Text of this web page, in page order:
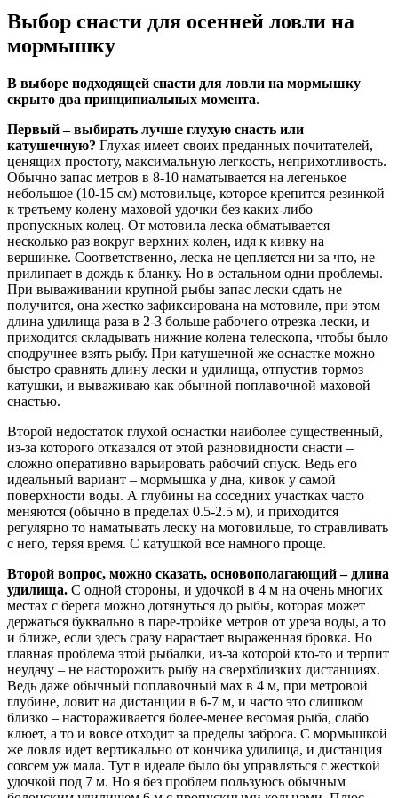
Выбор снасти для осенней ловли на
мормышку
В выборе подходящей снасти для ловли на мормышку
скрыто два принципиальных момента.
Первый – выбирать лучше глухую снасть или
катушечную? Глухая имеет своих преданных почитателей,
ценящих простоту, максимальную легкость, неприхотливость.
Обычно запас метров в 8-10 наматывается на легенькое
небольшое (10-15 см) мотовильце, которое крепится резинкой
к третьему колену маховой удочки без каких-либо
пропускных колец. От мотовила леска обматывается
несколько раз вокруг верхних колен, идя к кивку на
вершинке. Соответственно, леска не цепляется ни за что, не
прилипает в дождь к бланку. Но в остальном одни проблемы.
При вываживании крупной рыбы запас лески сдать не
получится, она жестко зафиксирована на мотовиле, при этом
длина удилища раза в 2-3 больше рабочего отрезка лески, и
приходится складывать нижние колена телескопа, чтобы было
сподручнее взять рыбу. При катушечной же оснастке можно
быстро сравнять длину лески и удилища, отпустив тормоз
катушки, и вываживаю как обычной поплавочной маховой
снастью.
Второй недостаток глухой оснастки наиболее существенный,
из-за которого отказался от этой разновидности снасти –
сложно оперативно варьировать рабочий спуск. Ведь его
идеальный вариант – мормышка у дна, кивок у самой
поверхности воды. А глубины на соседних участках часто
меняются (обычно в пределах 0.5-2.5 м), и приходится
регулярно то наматывать леску на мотовильце, то стравливать
с него, теряя время. С катушкой все намного проще.
Второй вопрос, можно сказать, основополагающий – длина
удилища. С одной стороны, и удочкой в 4 м на очень многих
местах с берега можно дотянуться до рыбы, которая может
держаться буквально в паре-тройке метров от уреза воды, а то
и ближе, если здесь сразу нарастает выраженная бровка. Но
главная проблема этой рыбалки, из-за которой кто-то и терпит
неудачу – не насторожить рыбу на сверхблизких дистанциях.
Ведь даже обычный поплавочный мах в 4 м, при метровой
глубине, ловит на дистанции в 6-7 м, и часто это слишком
близко – настораживается более-менее весомая рыба, слабо
клюет, а то и вовсе отходит за пределы заброса. С мормышкой
же ловля идет вертикально от кончика удилища, и дистанция
совсем уж мала. Тут в идеале было бы управляться с жесткой
удочкой под 7 м. Но я без проблем пользуюсь обычным